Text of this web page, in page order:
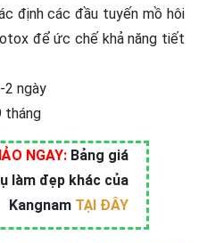
định các đầu tuyến mồ hôi
để ức chế khả năng tiết
2 ngày
tháng
NGAY: Bảng giá
làm đẹp khác của
Kangnam TẠI ĐÂY